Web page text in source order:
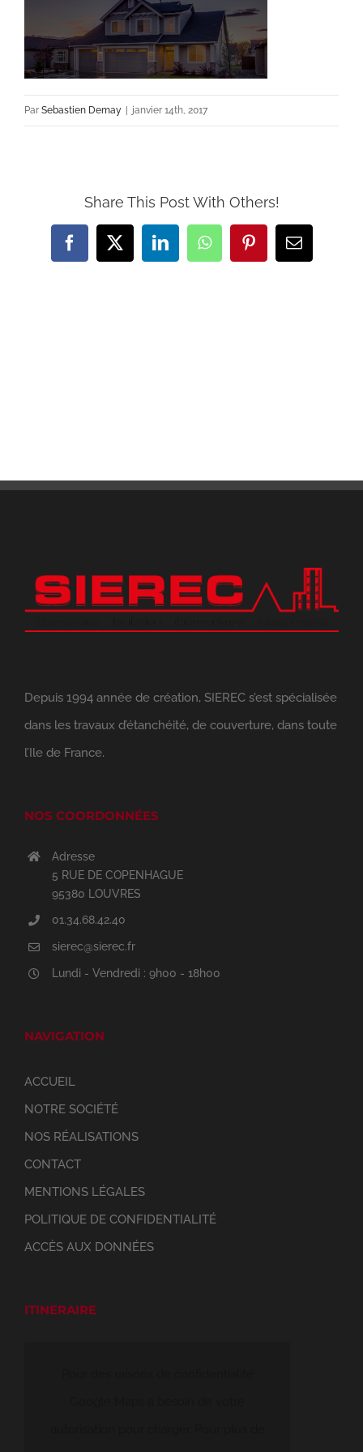
Par Sebastien Demay janvier 14th, 2017
Share This Post With Others!
Facebook
X LinkedInWhatsAppPinterestEmail
Depuis 1994 année de création, SIEREC s’est spécialisée
dans les travaux d’étanchéité, de couverture, dans toute
l’Ile de France.
NOS COORDONNÉES
Adresse
5 RUE DE COPENHAGUE
95380 LOUVRES
01.34.68.42.40
sierec@sierec.fr
Lundi - Vendredi : 9h00 - 18h00
NAVIGATION
ACCUEIL
NOTRE SOCIÉTÉ
NOS RÉALISATIONS
CONTACT
MENTIONS LÉGALES
POLITIQUE DE CONFIDENTIALITÉ
ACCÈS AUX DONNÉES
ITINERAIRE